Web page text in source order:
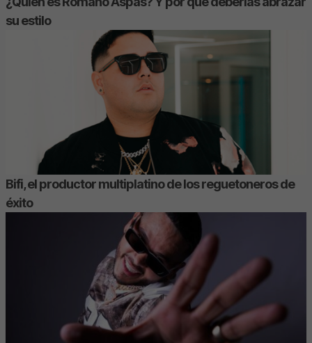
su estilo
Bifi, el productor multiplatino de los reguetoneros de
éxito